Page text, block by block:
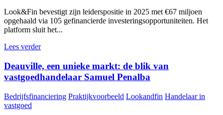
Look&Fin bevestigt zijn leiderspositie in 2025 met €67 miljoen
opgehaald via 105 gefinancierde investeringsopportuniteiten. Het
platform sluit het...
Lees verder
Deauville, een unieke markt: de blik van
vastgoedhandelaar Samuel Penalba
Bedrijfsfinanciering Praktijkvoorbeeld Lookandfin Handelaar in
vastgoed